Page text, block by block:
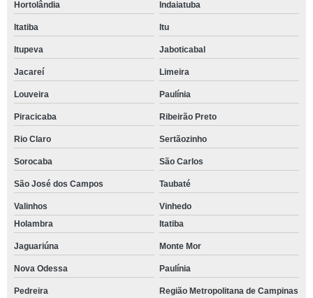
Hortolândia Indaiatuba
Itatiba Itu
Itupeva Jaboticabal
Jacareí Limeira
Louveira Paulínia
Piracicaba Ribeirão Preto
Rio Claro Sertãozinho
Sorocaba São Carlos
São José dos Campos Taubaté
Valinhos
Vinhedo
Holambra
Itatiba
Jaguariúna Monte Mor
Nova Odessa Paulínia
Pedreira Região Metropolitana de Campinas